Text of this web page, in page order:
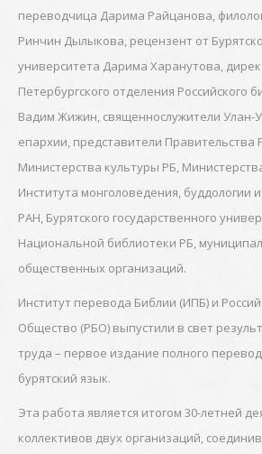
переводчица Дарима Райцанова,
Ринчин Дылыкова, рецензент от
университета Дарима Харанутова,
Петербургского отделения Российского
Вадим Жижин, священнослужители Улан-
епархии, представители Правительства
Министерства культуры РБ,
Института монголоведения, буддологии
РАН, Бурятского государственного
Национальной библиотеки РБ,
общественных организаций.
Институт перевода Библии (ИПБ) и
Общество (РБО) выпустили в свет
труда – первое издание полного
бурятский язык.
Эта работа является итогом 30-летней
коллективов двух организаций,